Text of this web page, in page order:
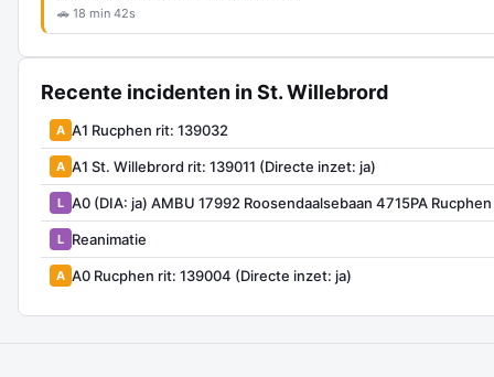
🚗 18 min 42s
Recente incidenten in St. Willebrord
A A1 Rucphen rit: 139032
A A1 St. Willebrord rit: 139011 (Directe inzet: ja)
L A0 (DIA: ja) AMBU 17992 Roosendaalsebaan 4715PA
L Reanimatie
A A0 Rucphen rit: 139004 (Directe inzet: ja)